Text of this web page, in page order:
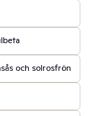
och solrosfrön